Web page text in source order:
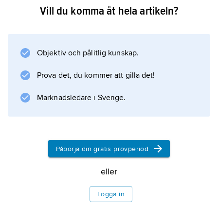
Rock Island, som är en del av Quad Cities vid
lantbruket. En viktig roll spelar de militära
Arsenal. Staden är också säte för det av
svenska invandrare grundade Augustana
College.
Information om artikeln
Vill du komma åt hela artikeln?
Objektiv och pålitlig kunskap.
Prova det, du kommer att gilla det!
Marknadsledare i Sverige.
Påbörja din gratis provperiod
eller
Logga in